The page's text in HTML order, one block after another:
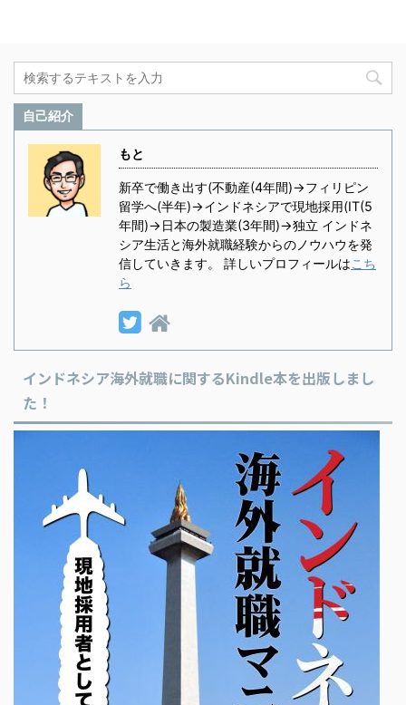
自己紹介
もと
新卒で働き出す(不動産(4年間)→フィリピン
留学へ(半年)→インドネシアで現地採用(IT(5
年間)→日本の製造業(3年間)→独立 インドネ
シア生活と海外就職経験からのノウハウを発
信していきます。 詳しいプロフィールはこち
ら
インドネシア海外就職に関するKindle本を出版しまし
た！